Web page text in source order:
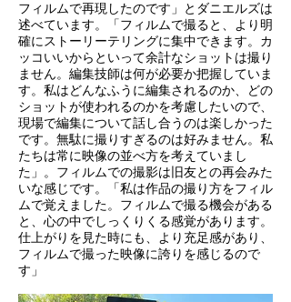
フィルムで再現したのです」とダニエルズは
述べています。「フィルムで撮ると、より明
確にストーリーテリングに集中できます。カ
ッコいいからといって余計なショットは撮り
ません。編集技師は何が必要か把握していま
す。私はどんなふうに編集されるのか、どの
ショットが使われるのかを考慮したいので、
現場で編集について話し合うのは楽しかった
です。無駄に撮りすぎるのは好みません。私
たちは常に映像の並べ方を考えていまし
た」。フィルムでの撮影は旧友との再会みた
いな感じです。「私は作品の撮り方をフィル
ムで覚えました。フィルムで撮る機会がある
と、心の中でしっくりくる感覚があります。
仕上がりを見た時にも、より充足感があり、
フィルムで撮った映像に誇りを感じるので
す」